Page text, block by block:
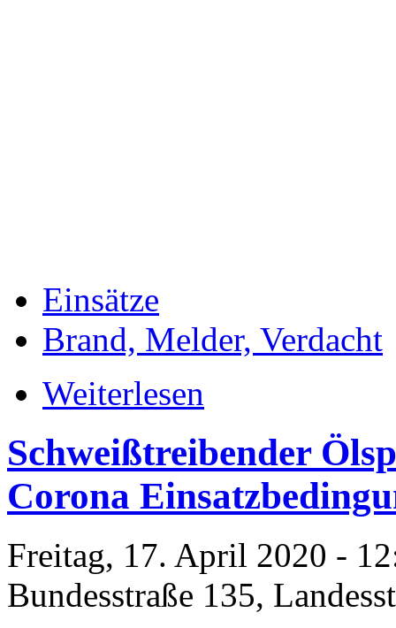
Einsätze
Brand, Melder, Verdacht
Weiterlesen
Schweißtreibender
Corona
Freitag, 17. April 2020 -
Bundesstraße 135,